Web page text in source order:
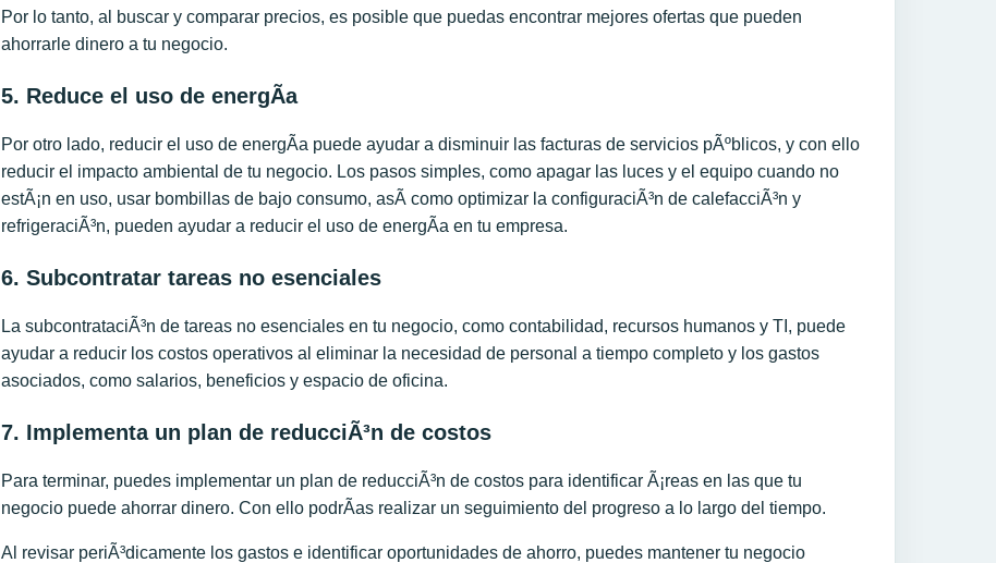
Por lo tanto, al buscar y comparar precios, es posible que puedas encontrar mejores ofertas que pueden
ahorrarle dinero a tu negocio.
5. Reduce el uso de energÃ­a
Por otro lado, reducir el uso de energÃ­a puede ayudar a disminuir las facturas de servicios pÃºblicos, y con ello
reducir el impacto ambiental de tu negocio. Los pasos simples, como apagar las luces y el equipo cuando no
estÃ¡n en uso, usar bombillas de bajo consumo, asÃ­ como optimizar la configuraciÃ³n de calefacciÃ³n y
refrigeraciÃ³n, pueden ayudar a reducir el uso de energÃ­a en tu empresa.
6. Subcontratar tareas no esenciales
La subcontrataciÃ³n de tareas no esenciales en tu negocio, como contabilidad, recursos humanos y TI, puede
ayudar a reducir los costos operativos al eliminar la necesidad de personal a tiempo completo y los gastos
asociados, como salarios, beneficios y espacio de oficina.
7. Implementa un plan de reducciÃ³n de costos
Para terminar, puedes implementar un plan de reducciÃ³n de costos para identificar Ã¡reas en las que tu
negocio puede ahorrar dinero. Con ello podrÃ­as realizar un seguimiento del progreso a lo largo del tiempo.
Al revisar periÃ³dicamente los gastos e identificar oportunidades de ahorro, puedes mantener tu negocio